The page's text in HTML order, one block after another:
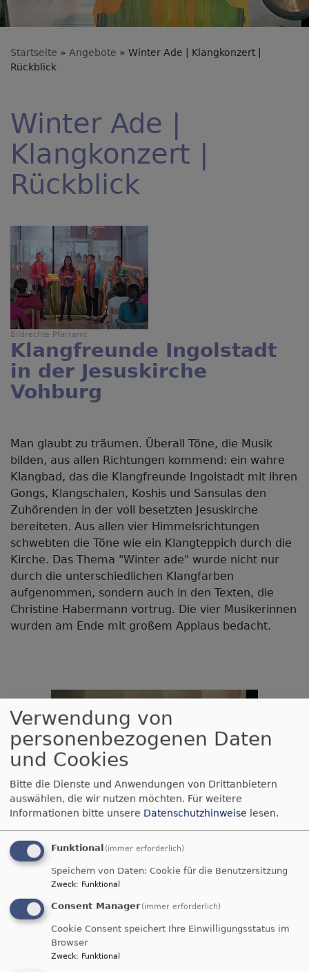
Startseite Angebote
Winter Ade | Klangkonzert |
Rückblick
Winter Ade |
Klangkonzert |
Rückblick
Bildrechte Pfarramt
Klangfreunde Ingolstadt
in der Jesuskirche
Vohburg
Man glaubt zu träumen. Überall Töne, die Musik
bilden, aus allen Richtungen kommend: ein wahre
Klangbad, das die Klangfreunde Ingolstadt mit ihren
Gongs, Klangschalen, Koshis und Sansulas den
Zuhörenden in der voll besetzten Jesuskirche
bereiteten. Aus allen vier Himmelsrichtungen
schwebten die Töne wie ein Klangteppich durch die
Kirche. Das Thema "Winter ade" wurde nicht nur
durch die unterschiedlichen Klangfarben
aufgenommen, sondern auch in den Texten, die
Christine Habermann vortrug. Die vier Musikerinnen
wurden am Ende mit großem Applaus bedacht.
Verwendung von
personenbezogenen Daten
und Cookies
Bitte die Dienste und Anwendungen von Drittanbietern
auswählen, die wir nutzen möchten. Für weitere
Informationen bitte unsere Datenschutzhinweise lesen.
Funktional (immer erforderlich)
Speichern von Daten: Cookie für die Benutzersitzung
Zweck: Funktional
Consent Manager (immer erforderlich)
Cookie Consent speichert Ihre Einwilligungsstatus im
Browser
Zweck: Funktional